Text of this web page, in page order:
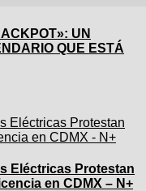
UN
QUE ESTÁ
Eléctricas Protestan
en CDMX – N+